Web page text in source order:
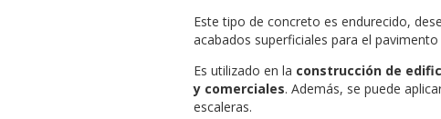
Este tipo de concreto es endurecido,
acabados superficiales para el
Es utilizado en la construcción de
y comerciales. Además, se puede
escaleras.